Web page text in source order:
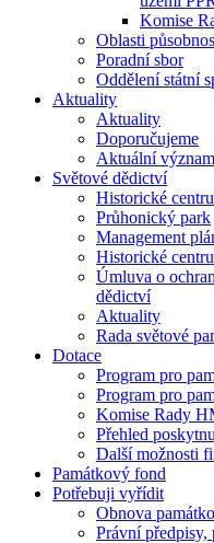
Komise
Oblasti
Poradní sbor
Oddělení státní
Aktuality
Aktuality
Doporučujeme
Aktuální
Světové dědictví
Historické
Průhonický park
Management
Historické
Úmluva o
dědictví
Aktuality
Rada světové
Dotace
Program pro
Program pro
Komise Rady
Přehled
Další možnosti
Památkový fond
Potřebuji vyřídit
Obnova
Právní předpisy,